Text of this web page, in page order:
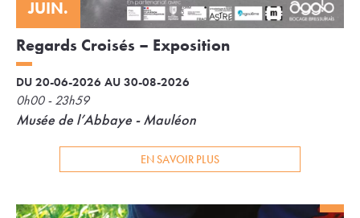
JUIN.
Regards Croisés – Exposition
DU 20-06-2026 AU 30-08-2026
0h00 - 23h59
Musée de l’Abbaye - Mauléon
EN SAVOIR PLUS